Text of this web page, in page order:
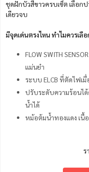
ชุดฝักบัวสีขาวครบเซ็ต เลือก
เดียวจบ
มีจุดเด่นตรงไหน ทำไมควรเลื
FLOW SWITH
แม่นยำ
ระบบ ELCB ที่ตัดไฟเ
ปรับระดับความร้อนไ
น้ำได้
หม้อต้มน้ำทองแดง เนื้
ร